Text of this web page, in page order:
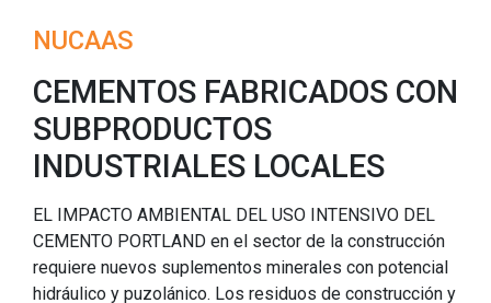
NUCAAS
CEMENTOS FABRICADOS CON
SUBPRODUCTOS
INDUSTRIALES LOCALES
EL IMPACTO AMBIENTAL DEL USO INTENSIVO DEL
CEMENTO PORTLAND en el sector de la construcción
requiere nuevos suplementos minerales con potencial
hidráulico y puzolánico. Los residuos de construcción y